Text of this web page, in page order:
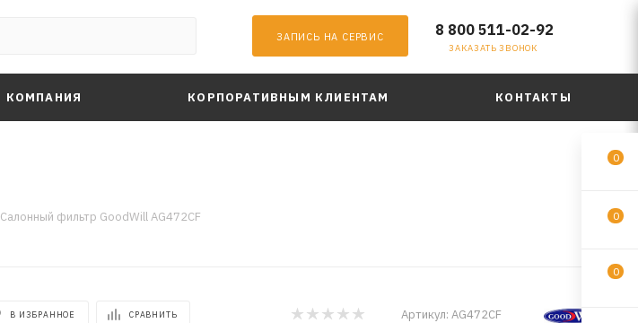
ЗАПИСЬ НА СЕРВИС 8 800 511-02-92
ЗАКАЗАТЬ ЗВОНОК
КОМПАНИЯ КОРПОРАТИВНЫМ КЛИЕНТАМ КОНТАКТЫ
Салонный фильтр GoodWill AG472CF
В ИЗБРАННОЕ СРАВНИТЬ Артикул: AG472CF
0
0
0